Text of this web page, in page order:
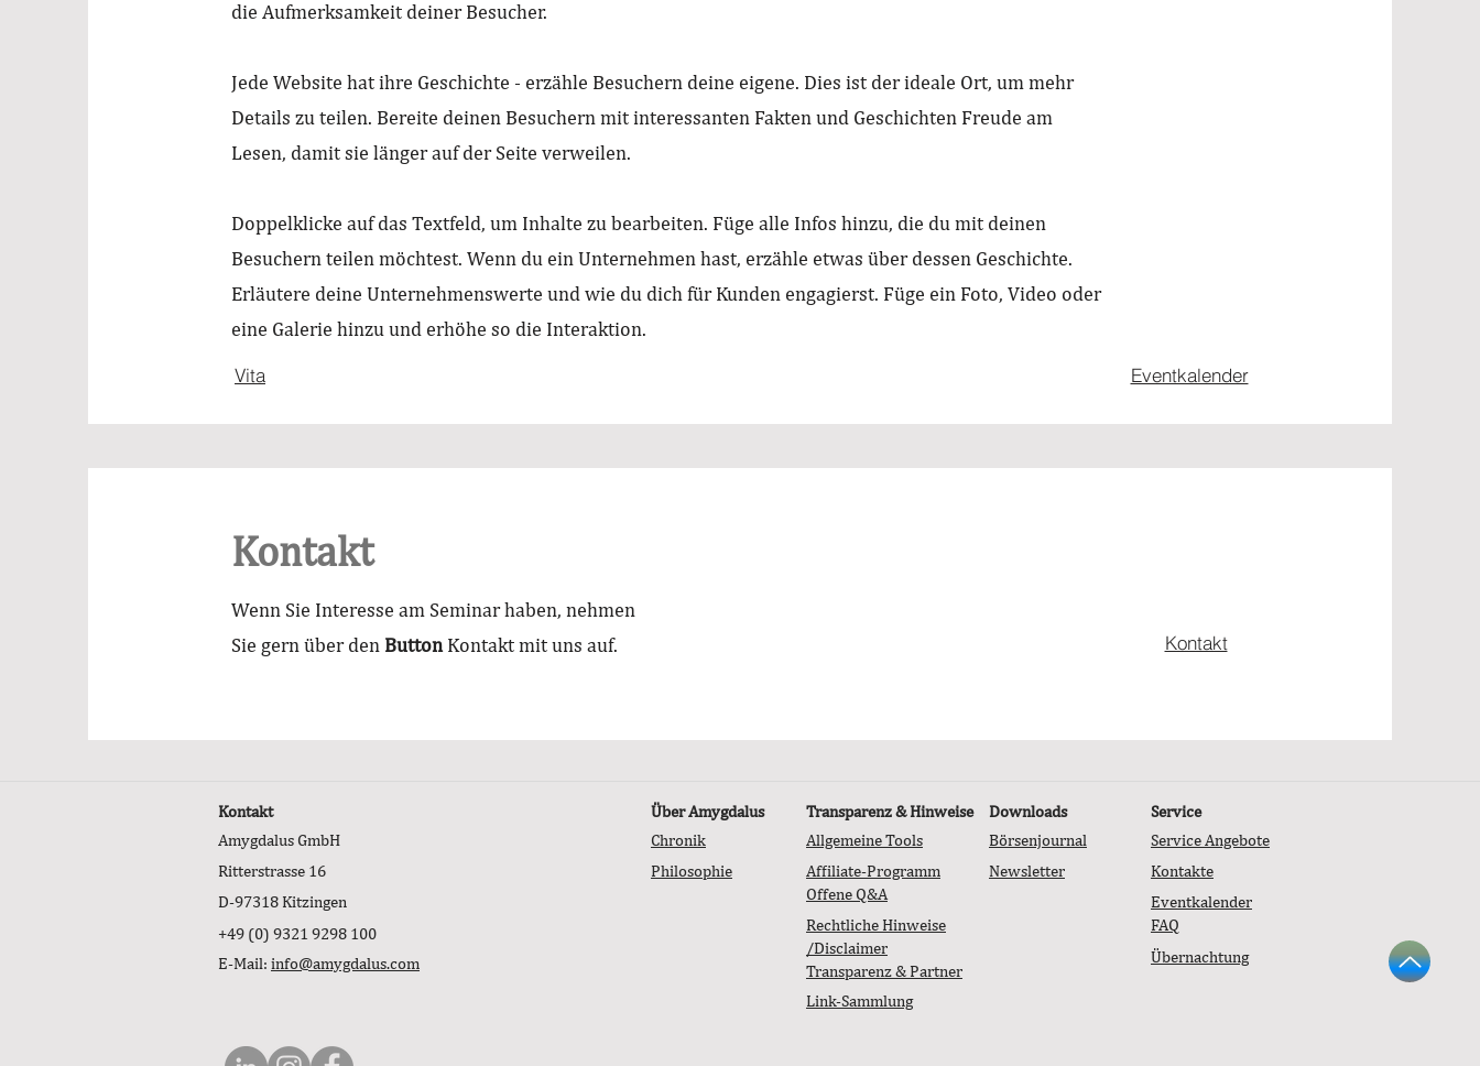
die Aufmerksamkeit deiner Besucher.
Jede Website hat ihre Geschichte - erzähle Besuchern deine eigene. Dies ist der ideale Ort, um mehr
Details zu teilen. Bereite deinen Besuchern mit interessanten Fakten und Geschichten Freude am
Lesen, damit sie länger auf der Seite verweilen.
Doppelklicke auf das Textfeld, um Inhalte zu bearbeiten. Füge alle Infos hinzu, die du mit deinen
Besuchern teilen möchtest. Wenn du ein Unternehmen hast, erzähle etwas über dessen Geschichte.
Erläutere deine Unternehmenswerte und wie du dich für Kunden engagierst. Füge ein Foto, Video oder
eine Galerie hinzu und erhöhe so die Interaktion.
Vita
Eventkalender
Kontakt
Wenn Sie Interesse am Seminar haben, nehmen
Sie gern über den Button Kontakt mit uns auf. Kontakt
Kontakt
Amygdalus GmbH
Ritterstrasse 16
D-97318 Kitzingen
+49 (0) 9321 9298 100
E-Mail: info@amygdalus.com
Über Amygdalus
Chronik
Philosophie
Transparenz & Hinweise
Downloads
Allgemeine Tools
Börsenjournal
Affiliate-Programm
Newsletter
Offene Q&A
Rechtliche Hinweise
/Disclaimer
Transparenz & Partner
Service
Service Angebote
Kontakte
Eventkalender
FAQ
Übernachtung
Link-Sammlung